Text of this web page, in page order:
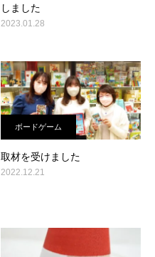
しました
2023.01.28
ボードゲーム
取材を受けました
2022.12.21